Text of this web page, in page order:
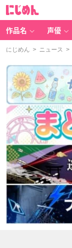
作品名 声優
にじめん > ニュース >